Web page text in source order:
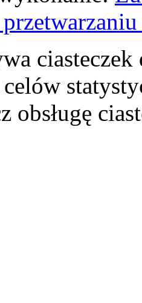
obsługę